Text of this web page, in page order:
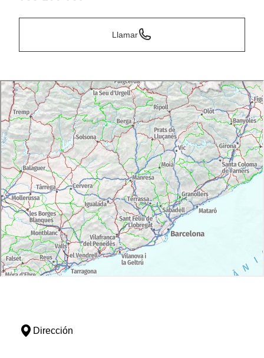
Llamar
Dirección